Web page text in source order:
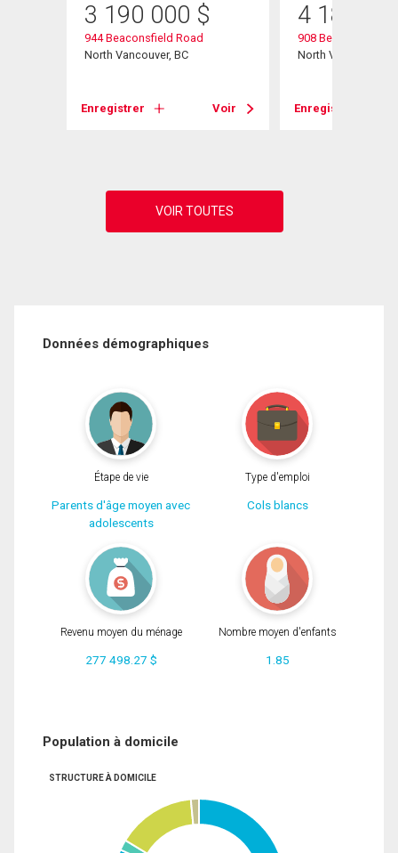
3 190 000 $
944 Beaconsfield Road
North Vancouver, BC
Enregistrer Voir
4 188
908 Beaconsfield
North Vancouver,
Enregistrer
Données démographiques
Étape de vie
Parents d'âge moyen avec
adolescents
Type d'emploi
Cols blancs
Revenu moyen du ménage
277 498.27 $
Nombre moyen d'enfants
1.85
Population à domicile
STRUCTURE À DOMICILE